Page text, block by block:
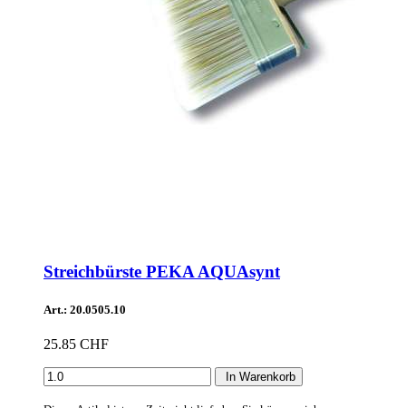
Streichbürste PEKA AQUAsynt
Art.: 20.0505.10
25.85 CHF
In Warenkorb